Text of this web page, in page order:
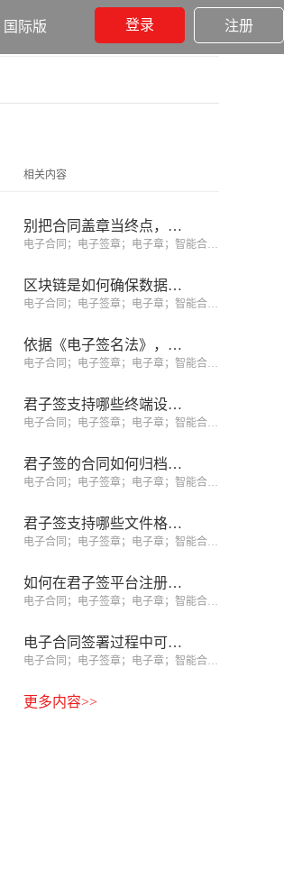
国际版 登录 注册
相关内容
别把合同盖章当终点，合同履约阶段才创造价值的开始
电子合同；电子签章；电子章；智能合同；合同管理
区块链是如何确保数据不可篡改的？
电子合同；电子签章；电子章；智能合同；合同管理
依据《电子签名法》，如何识别可靠电子签名、规避签约风险？
电子合同；电子签章；电子章；智能合同；合同管理
君子签支持哪些终端设备签署？
电子合同；电子签章；电子章；智能合同；合同管理
君子签的合同如何归档和查询？
电子合同；电子签章；电子章；智能合同；合同管理
君子签支持哪些文件格式？
电子合同；电子签章；电子章；智能合同；合同管理
如何在君子签平台注册企业账号？
电子合同；电子签章；电子章；智能合同；合同管理
电子合同签署过程中可以修改吗？
电子合同；电子签章；电子章；智能合同；合同管理
更多内容>>